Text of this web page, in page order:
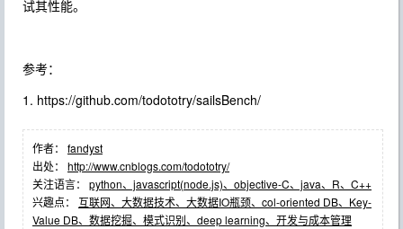
试其性能。
参考：
1. https://github.com/todototry/sailsBench/
作者： fandyst
出处： http://www.cnblogs.com/todototry/
关注语言： python、javascript(node.js)、objective-C、java、R、C++
兴趣点： 互联网、大数据技术、大数据IO瓶颈、col-oriented DB、Key-
Value DB、数据挖掘、模式识别、deep learning、开发与成本管理